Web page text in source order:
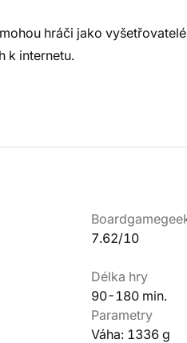
hráči jako vyšetřovatelé
k internetu.
7.62/10
Délka hry
90-180 min.
Parametry
Váha: 1336 g